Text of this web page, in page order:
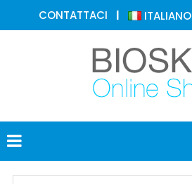
CONTATTACI ITALIANO
MEDICINA
ESTETICA
DERMATOLOGIA
FOTOTERAPIA
ELETTROMEDICALI
MEDICO